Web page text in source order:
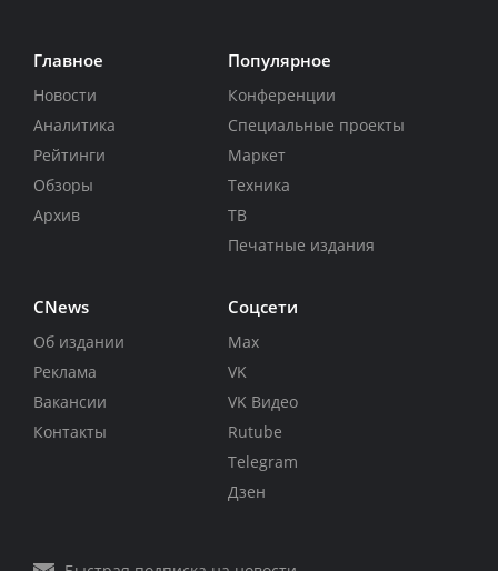
Главное
Новости
Аналитика
Рейтинги
Обзоры
Архив
Популярное
Конференции
Специальные проекты
Маркет
Техника
ТВ
Печатные издания
CNews
Об издании
Реклама
Вакансии
Контакты
Соцсети
Max
VK
VK Видео
Rutube
Telegram
Дзен